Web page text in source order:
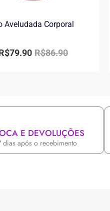
Aveludada Corporal
R$86.90
79.90
E DEVOLUÇÕES
dias após o recebimento